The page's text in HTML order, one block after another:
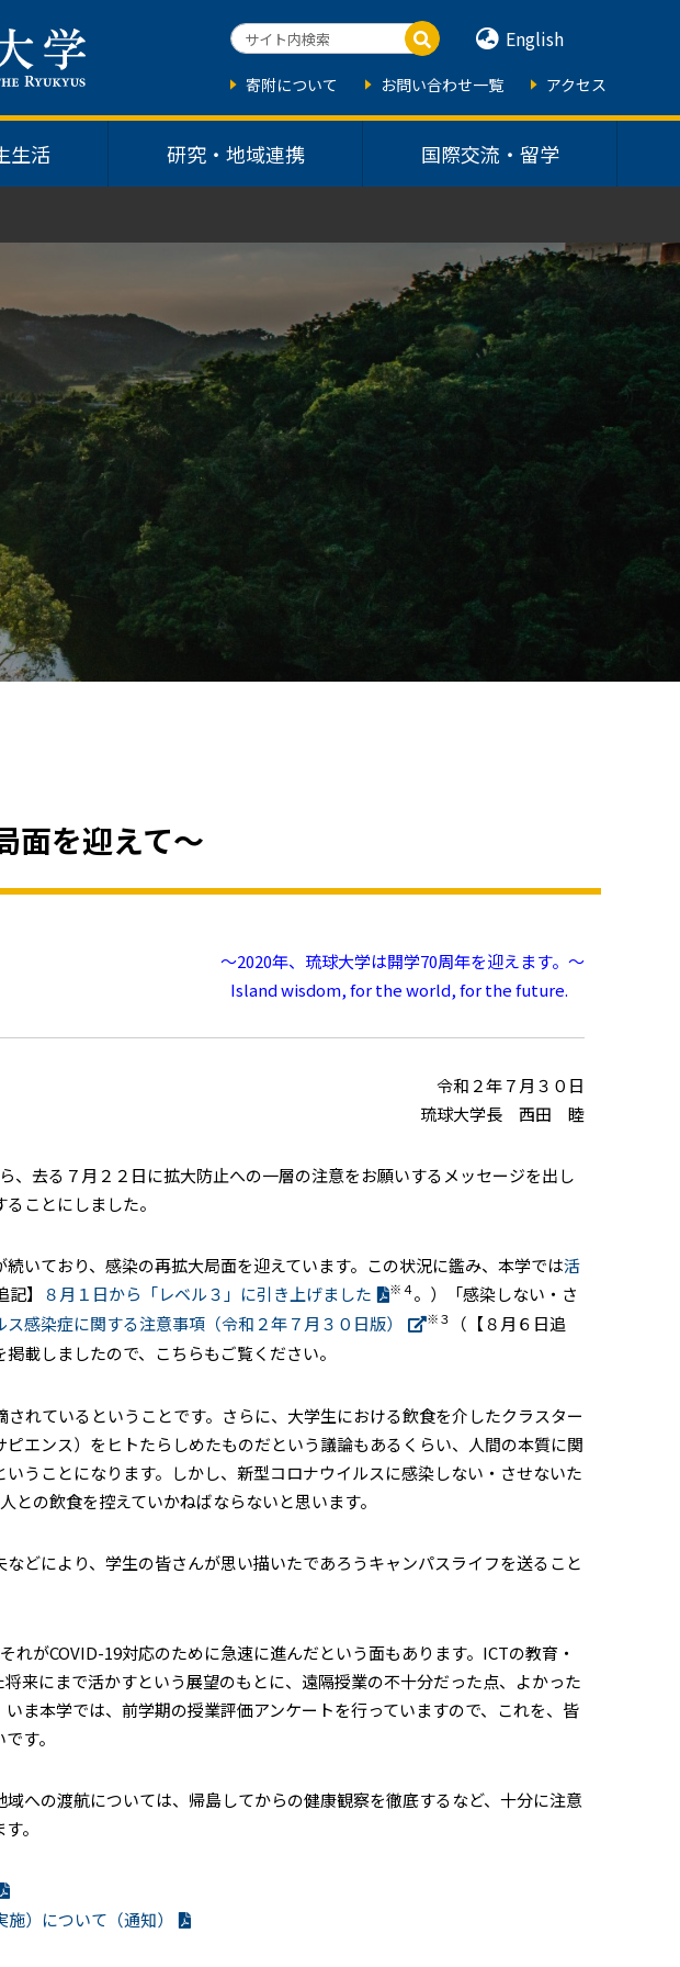
生活 研究・地域連携 国際交流・留学
English
寄附について お問い合わせ一覧 アクセス
面を迎えて～
～2020年、琉球大学は開学70周年を迎えます。～
Island wisdom, for the world, for the future.
令和２年７月３０日
琉球大学長 西田 睦
、去る７月２２日に拡大防止への一層の注意をお願いするメッセージを出し
ことにしました。
いており、感染の再拡大局面を迎えています。この状況に鑑み、本学では活
】 ８月１日から「レベル３」に引き上げました ※４。）「感染しない・さ
ス感染症に関する注意事項（令和２年７月３０日版） ※３
（【８月６日追
掲載しましたので、こちらもご覧ください。
れているということです。さらに、大学生における飲食を介したクラスター
エンス）をヒトたらしめたものだという議論もあるくらい、人間の本質に関
うことになります。しかし、新型コロナウイルスに感染しない・させないた
の飲食を控えていかねばならないと思います。
どにより、学生の皆さんが思い描いたであろうキャンパスライフを送ること
れがCOVID-19対応のために急速に進んだという面もあります。 ICTの教育・
来にまで活かすという展望のもとに、遠隔授業の不十分だった点、よかった
ま本学では、前学期の授業評価アンケートを行っていますので、これを、皆
す。
への渡航については、帰島してからの健康観察を徹底するなど、十分に注意
。
）について（通知）